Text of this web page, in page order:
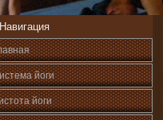
Навигация
йоги
йоги